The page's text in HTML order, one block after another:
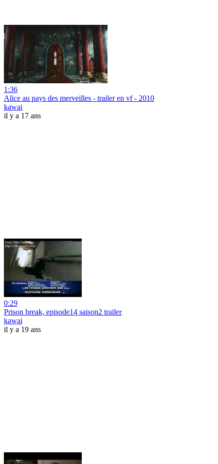
1:36
Alice au pays des merveilles - trailer en vf - 2010
kawai
il y a 17 ans
0:29
Prison break, episode14 saison2 trailer
kawai
il y a 19 ans